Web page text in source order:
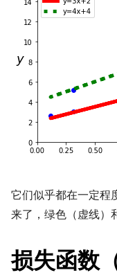
它们似乎都在一定程
来了，绿色（虚线）
损失函数